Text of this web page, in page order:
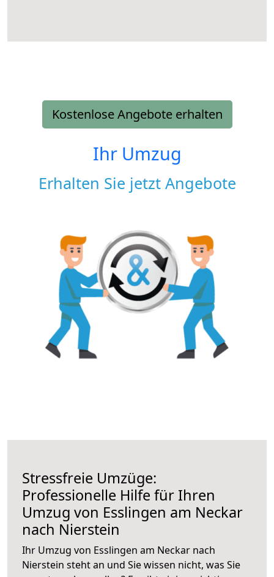
Kostenlose Angebote erhalten
Ihr Umzug
Erhalten Sie jetzt Angebote
Stressfreie Umzüge:
Professionelle Hilfe für Ihren
Umzug von Esslingen am Neckar
nach Nierstein
Ihr Umzug von Esslingen am Neckar nach
Nierstein steht an und Sie wissen nicht, was Sie